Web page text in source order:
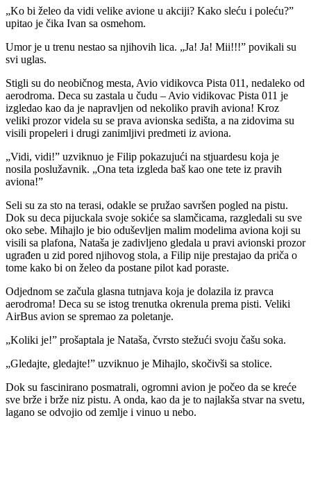
„Ko bi želeo da vidi velike avione u akciji? Kako sleću i poleću?”
upitao je čika Ivan sa osmehom.
Umor je u trenu nestao sa njihovih lica. „Ja! Ja! Mii!!!” povikali su
svi uglas.
Stigli su do neobičnog mesta, Avio vidikovca Pista 011, nedaleko od
aerodroma. Deca su zastala u čudu – Avio vidikovac Pista 011 je
izgledao kao da je napravljen od nekoliko pravih aviona! Kroz
veliki prozor videla su se prava avionska sedišta, a na zidovima su
visili propeleri i drugi zanimljivi predmeti iz aviona.
„Vidi, vidi!” uzviknuo je Filip pokazujući na stjuardesu koja je
nosila poslužavnik. „Ona teta izgleda baš kao one tete iz pravih
aviona!”
Seli su za sto na terasi, odakle se pružao savršen pogled na pistu.
Dok su deca pijuckala svoje sokiće sa slamčicama, razgledali su sve
oko sebe. Mihajlo je bio oduševljen malim modelima aviona koji su
visili sa plafona, Nataša je zadivljeno gledala u pravi avionski prozor
ugrađen u zid pored njihovog stola, a Filip nije prestajao da priča o
tome kako bi on želeo da postane pilot kad poraste.
Odjednom se začula glasna tutnjava koja je dolazila iz pravca
aerodroma! Deca su se istog trenutka okrenula prema pisti. Veliki
AirBus avion se spremao za poletanje.
„Koliki je!” prošaptala je Nataša, čvrsto stežući svoju čašu soka.
„Gledajte, gledajte!” uzviknuo je Mihajlo, skočivši sa stolice.
Dok su fascinirano posmatrali, ogromni avion je počeo da se kreće
sve brže i brže niz pistu. A onda, kao da je to najlakša stvar na svetu,
lagano se odvojio od zemlje i vinuo u nebo.